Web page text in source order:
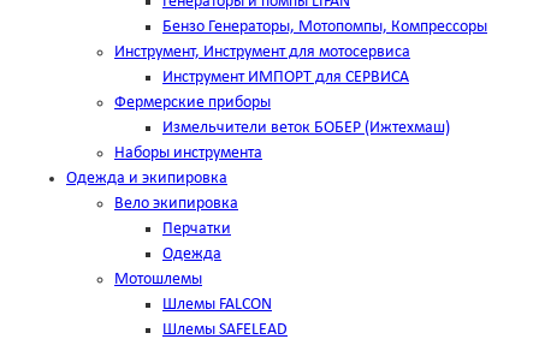
Бензо Генераторы, Мотопомпы, Компрессоры
Инструмент, Инструмент для мотосервиса
Инструмент ИМПОРТ для СЕРВИСА
Фермерские приборы
Измельчители веток БОБЕР (Ижтехмаш)
Наборы инструмента
Одежда и экипировка
Вело экипировка
Перчатки
Одежда
Мотошлемы
Шлемы FALCON
Шлемы SAFELEAD